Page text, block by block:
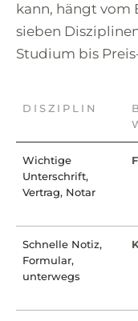
kann, hängt vom
sieben
Studium bis
DISZIPLIN
Wichtige
Unterschrift,
Vertrag, Notar
Schnelle Notiz,
Formular,
unterwegs